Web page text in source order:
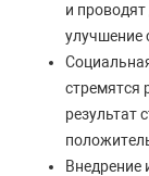
и
улучшение
стремятся
результат
Внедрение